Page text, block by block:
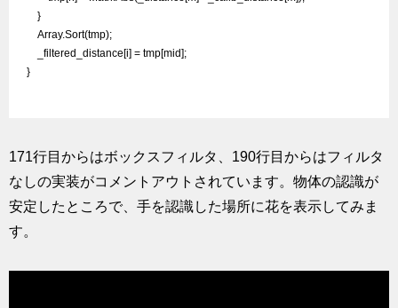
}
171行目からはボックスフィルタ、190行目からはフィルタ
なしの実装がコメントアウトされています。物体の認識が
安定したところで、手を認識した場所に花を表示してみま
す。